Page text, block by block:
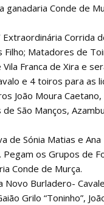
Conde de
Corrida
Matadores de
Franca de Xira e
e 4 toiros para as
João Moura
São Manços,
de Sónia Matias e
Pegam os Grupos de
Conde de Murça.
Novo Burladero-
Grilo “Toninho”,